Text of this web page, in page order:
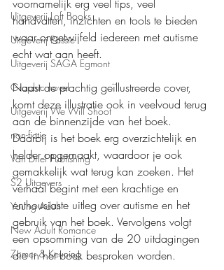
Uitgeverij Loft Books
Uitgeverij Passie
Uitgeverij SAGA Egmont
Graphic novel
Uitgeverij We Will Shoot
non-fictie
Van Driel Publishing
S2 Uitgevers
Young Adult
New Adult Romance
Zomer & Keuning
voornamelijk erg veel tips, veel
handvatten, inzichten en tools te bieden
waar ongetwijfeld iedereen met autisme
echt wat aan heeft.
Naast de prachtig geïllustreerde cover,
komt deze illustratie ook in veelvoud terug
aan de binnenzijde van het boek.
Daarbij is het boek erg overzichtelijk en
helder opgemaakt, waardoor je ook
gemakkelijk wat terug kan zoeken. Het
verhaal begint met een krachtige en
enthousiaste uitleg over autisme en het
gebruik van het boek. Vervolgens volgt
een opsomming van de 20 uitdagingen
die in het boek besproken worden.